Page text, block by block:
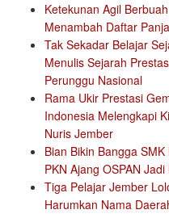
Ketekunan Agil
Menambah Daftar
Tak Sekadar Belajar
Menulis Sejarah
Perunggu Nasional
Rama Ukir Prestasi
Indonesia Melengkapi
Nuris Jember
Bian Bikin Bangga
PKN Ajang OSPAN
Tiga Pelajar Jember
Harumkan Nama